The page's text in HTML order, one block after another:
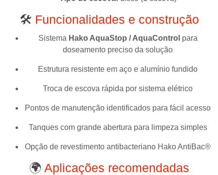
🛠️ Funcionalidades e construção
Sistema Hako AquaStop / AquaControl para
doseamento preciso da solução
Estrutura resistente em aço e alumínio fundido
Troca de escova rápida por sistema elétrico
Pontos de manutenção identificados para fácil acesso
Tanques com grande abertura para limpeza simples
Opção de revestimento antibacteriano Hako AntiBac®
🌍 Aplicações recomendadas